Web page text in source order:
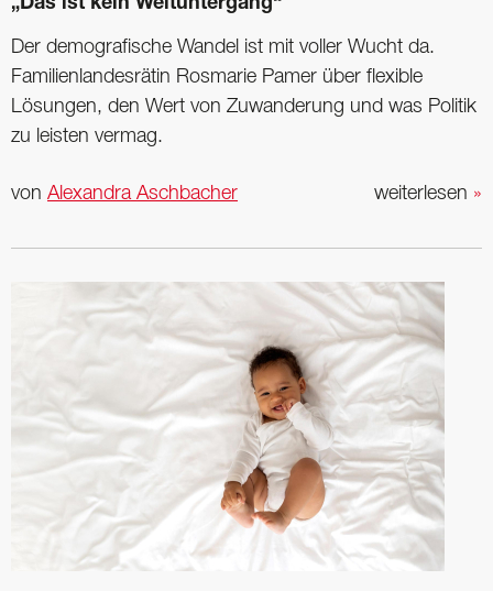
„Das ist kein Weltuntergang“
Der demografische Wandel ist mit voller Wucht da.
Familienlandesrätin ­Rosmarie Pamer über flexible
Lösungen, den Wert von Zuwanderung und was Politik
zu leisten vermag.
weiterlesen »
von Alexandra Aschbacher